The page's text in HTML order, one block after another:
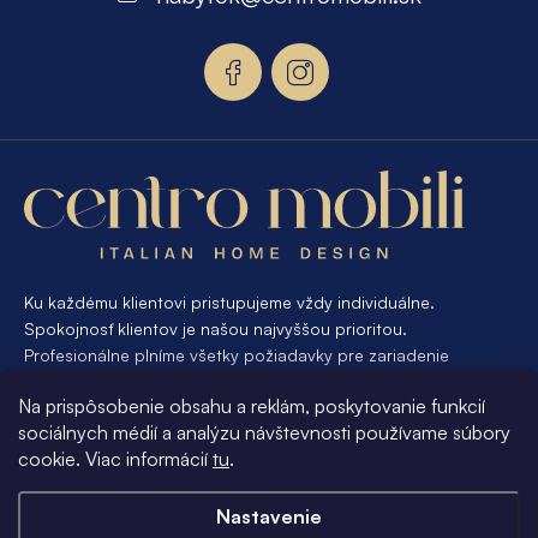
Na prispôsobenie obsahu a reklám, poskytovanie funkcií
sociálnych médií a analýzu návštevnosti používame súbory
cookie. Viac informácií tu.
Nastavenie
e
Ku každému klientovi pristupujeme vždy individuálne.
Spokojnosť klientov je našou najvyššou prioritou.
Profesionálne plníme všetky požiadavky pre zariadenie
nábytku na mieru, presne pre váš interiér, je pre nás
samozrejmosťou Vám vyhovieť.